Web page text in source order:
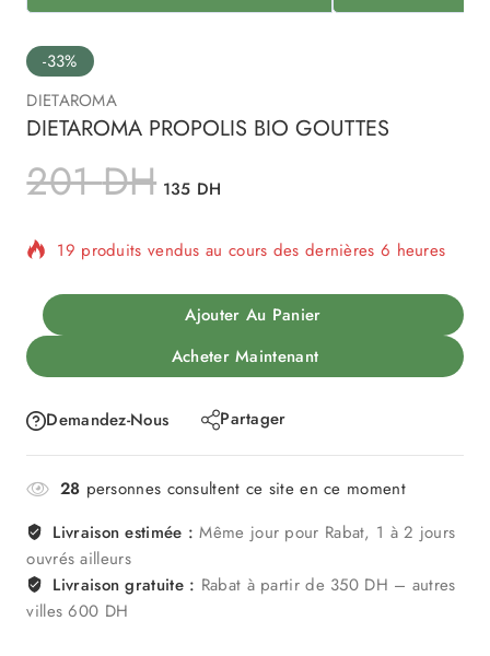
-33%
DIETAROMA
DIETAROMA PROPOLIS BIO GOUTTES
201DH 135 DH
19 produits vendus au cours des dernières 6 heures
Vente rapide ! Plus de 4 personnes ont dans leur
Ajouter Au Panier
Acheter Maintenant
Demandez-Nous Partager
28 personnes consultent ce site en ce moment
Livraison estimée : Même jour pour Rabat, 1 à 2 jours
ouvrés ailleurs
Livraison gratuite : Rabat à partir de 350 DH – autres
villes 600 DH